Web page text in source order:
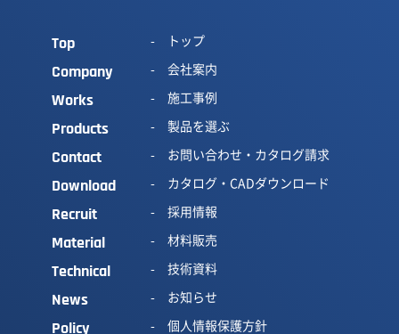
Top トップ
Company 会社案内
Works 施工事例
Products 製品を選ぶ
Contact お問い合わせ・カタログ請求
Download カタログ・CADダウンロード
Recruit 採用情報
Material 材料販売
Technical 技術資料
News お知らせ
Policy 個人情報保護方針